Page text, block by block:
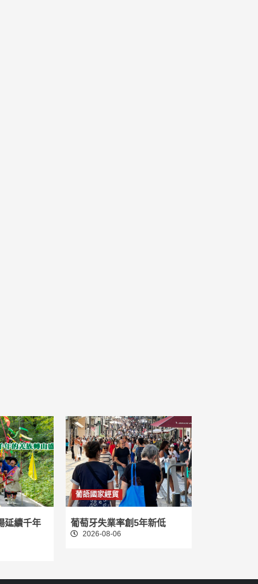
延續千年
葡語國家經貿
葡萄牙失業率創5年新低
2026-08-06